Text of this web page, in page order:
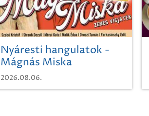
Nyáresti hangulatok -
Mágnás Miska
2026.08.06.